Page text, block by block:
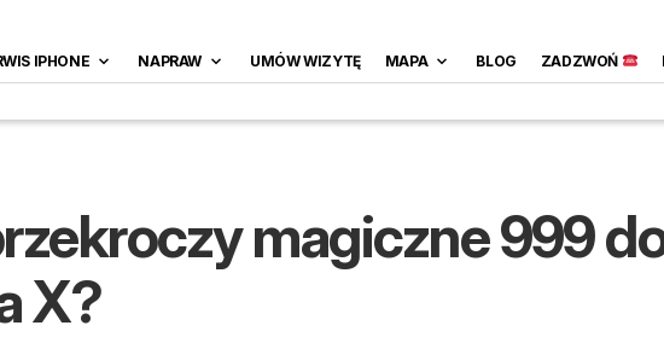
IPHONE NAPRAW UMÓW WIZYTĘ MAPA BLOG ZADZWOŃ
magiczne 999
X?